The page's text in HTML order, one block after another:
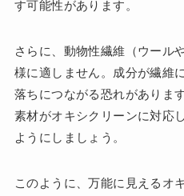
す可能性があります。
さらに、動物性繊維（ウール
様に適しません。成分が繊維
落ちにつながる恐れがありま
素材がオキシクリーンに対応
ようにしましょう。
このように、万能に見えるオ